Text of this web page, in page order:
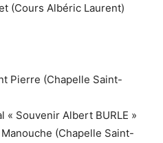
(Cours Albéric Laurent)
Pierre (Chapelle Saint-
« Souvenir Albert BURLE »
(Chapelle Saint-